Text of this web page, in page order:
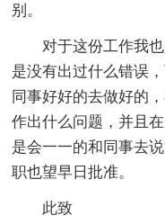
别。
对于这份工作我也
是没有出过什么错误
同事好好的去做好的
作出什么问题，并且
是会一一的和同事去
职也望早日批准。
此致